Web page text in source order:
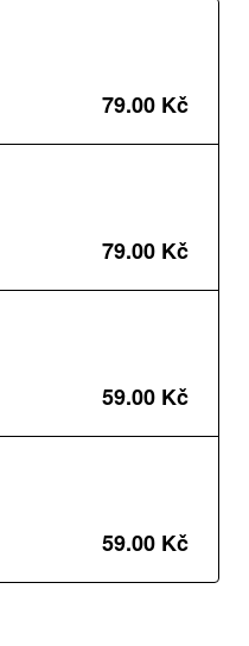
79.00 Kč
79.00 Kč
59.00 Kč
59.00 Kč